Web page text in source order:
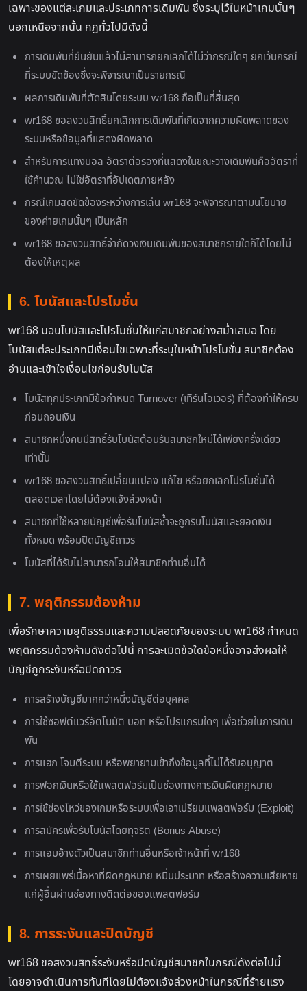
เฉพาะของแต่ละเกมและประเภทการเดิมพัน ซึ่งระบุไว้ในหน้าเกมนั้นๆ
นอกเหนือจากนั้น กฎทั่วไปมีดังนี้
การเดิมพันที่ยืนยันแล้วไม่สามารถยกเลิกได้ไม่ว่ากรณีใดๆ ยกเว้นกรณี
ที่ระบบขัดข้องซึ่งจะพิจารณาเป็นรายกรณี
ผลการเดิมพันที่ตัดสินโดยระบบ wr168 ถือเป็นที่สิ้นสุด
wr168 ขอสงวนสิทธิ์ยกเลิกการเดิมพันที่เกิดจากความผิดพลาดของ
ระบบหรือข้อมูลที่แสดงผิดพลาด
สำหรับการแทงบอล อัตราต่อรองที่แสดงในขณะวางเดิมพันคืออัตราที่
ใช้คำนวณ ไม่ใช่อัตราที่อัปเดตภายหลัง
กรณีเกมสดขัดข้องระหว่างการเล่น wr168 จะพิจารณาตามนโยบาย
ของค่ายเกมนั้นๆ เป็นหลัก
wr168 ขอสงวนสิทธิ์จำกัดวงเงินเดิมพันของสมาชิกรายใดก็ได้โดยไม่
ต้องให้เหตุผล
6. โบนัสและโปรโมชั่น
wr168 มอบโบนัสและโปรโมชั่นให้แก่สมาชิกอย่างสม่ำเสมอ โดย
โบนัสแต่ละประเภทมีเงื่อนไขเฉพาะที่ระบุในหน้าโปรโมชั่น สมาชิกต้อง
อ่านและเข้าใจเงื่อนไขก่อนรับโบนัส
โบนัสทุกประเภทมีข้อกำหนด Turnover (เทิร์นโอเวอร์) ที่ต้องทำให้ครบ
ก่อนถอนเงิน
สมาชิกหนึ่งคนมีสิทธิ์รับโบนัสต้อนรับสมาชิกใหม่ได้เพียงครั้งเดียว
เท่านั้น
wr168 ขอสงวนสิทธิ์เปลี่ยนแปลง แก้ไข หรือยกเลิกโปรโมชั่นได้
ตลอดเวลาโดยไม่ต้องแจ้งล่วงหน้า
สมาชิกที่ใช้หลายบัญชีเพื่อรับโบนัสซ้ำจะถูกริบโบนัสและยอดเงิน
ทั้งหมด พร้อมปิดบัญชีถาวร
โบนัสที่ได้รับไม่สามารถโอนให้สมาชิกท่านอื่นได้
7. พฤติกรรมต้องห้าม
เพื่อรักษาความยุติธรรมและความปลอดภัยของระบบ wr168 กำหนด
พฤติกรรมต้องห้ามดังต่อไปนี้ การละเมิดข้อใดข้อหนึ่งอาจส่งผลให้
บัญชีถูกระงับหรือปิดถาวร
การสร้างบัญชีมากกว่าหนึ่งบัญชีต่อบุคคล
การใช้ซอฟต์แวร์อัตโนมัติ บอท หรือโปรแกรมใดๆ เพื่อช่วยในการเดิม
พัน
การแฮก โจมตีระบบ หรือพยายามเข้าถึงข้อมูลที่ไม่ได้รับอนุญาต
การฟอกเงินหรือใช้แพลตฟอร์มเป็นช่องทางการเงินผิดกฎหมาย
การใช้ช่องโหว่ของเกมหรือระบบเพื่อเอาเปรียบแพลตฟอร์ม (Exploit)
การสมัครเพื่อรับโบนัสโดยทุจริต (Bonus Abuse)
การแอบอ้างตัวเป็นสมาชิกท่านอื่นหรือเจ้าหน้าที่ wr168
การเผยแพร่เนื้อหาที่ผิดกฎหมาย หมิ่นประมาท หรือสร้างความเสียหาย
แก่ผู้อื่นผ่านช่องทางติดต่อของแพลตฟอร์ม
8. การระงับและปิดบัญชี
wr168 ขอสงวนสิทธิ์ระงับหรือปิดบัญชีสมาชิกในกรณีดังต่อไปนี้
โดยอาจดำเนินการทันทีโดยไม่ต้องแจ้งล่วงหน้าในกรณีที่ร้ายแรง